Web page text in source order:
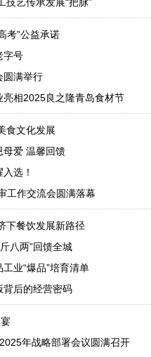
考”公益承诺
字号
圆满举行
亮相2025良之隆青岛食材节
食文化发展
母爱 温馨回馈
选！
工作交流会圆满落幕
下餐饮发展新路径
八两”回馈全城
业“爆品”培育清单
背后的经营密码
年战略部署会议圆满召开